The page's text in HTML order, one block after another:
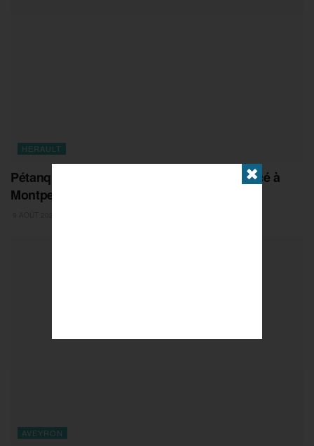
HERAULT
Pétanque : France / Thaïlande, choc annoncé à
Montpellier !
AVEYRON
✖